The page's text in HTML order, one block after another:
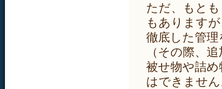
ただ、もと
もあります
徹底した管
（その際、
被せ物や詰
はできませ